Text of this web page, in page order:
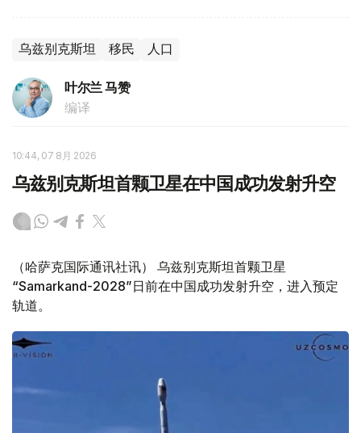
乌兹别克斯坦 移民 人口
叶尔兰 马赞
编译
10:44, 07 8月 2026
乌兹别克斯坦首颗卫星在中国成功发射升空
（哈萨克国际通讯社讯） 乌兹别克斯坦首颗卫星
“Samarkand-2028”日前在中国成功发射升空，进入预定
轨道。